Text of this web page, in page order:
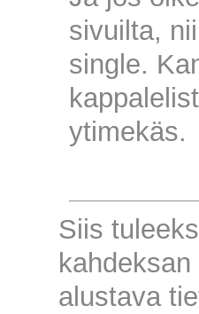
sivuilta,
single.
ytimekäs.
Siis
alustava